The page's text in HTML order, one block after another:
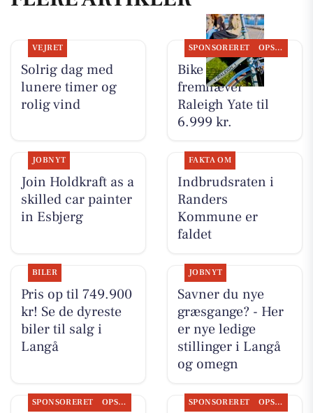
VEJRET
Solrig dag med
lunere timer og
rolig vind
SPONSORERET OPSLAGSTAVLEN
Bike Repair
fremhæver
Raleigh Yate til
6.999 kr.
JOBNYT
Join Holdkraft as a
skilled car painter
in Esbjerg
FAKTA OM
Indbrudsraten i
Randers
Kommune er
faldet
BILER
Pris op til 749.900
kr! Se de dyreste
biler til salg i
Langå
JOBNYT
Savner du nye
græsgange? - Her
er nye ledige
stillinger i Langå
og omegn
SPONSORERET OPSLAGSTAVLEN SPONSORERET OPSLAGSTAVLEN